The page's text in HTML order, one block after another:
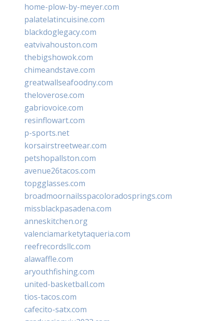
home-plow-by-meyer.com
palatelatincuisine.com
blackdoglegacy.com
eatvivahouston.com
thebigshowok.com
chimeandstave.com
greatwallseafoodny.com
theloverose.com
gabriovoice.com
resinflowart.com
p-sports.net
korsairstreetwear.com
petshopallston.com
avenue26tacos.com
topgglasses.com
broadmoornailsspacoloradosprings.com
missblackpasadena.com
anneskitchen.org
valenciamarketytaqueria.com
reefrecordsllc.com
alawaffle.com
aryouthfishing.com
united-basketball.com
tios-tacos.com
cafecito-satx.com